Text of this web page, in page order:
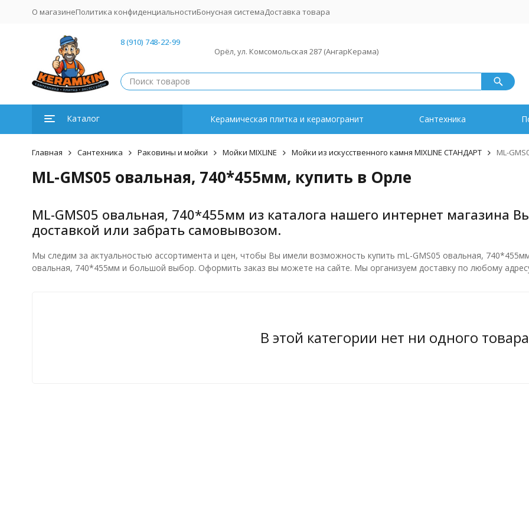
О магазинеПолитика конфиденциальностиБонусная системаДоставка товара
8 (910) 748-22-99
Орёл, ул. Комсомольская 287 (АнгарКерама)
Каталог Керамическая плитка и керамогранит Сантехника
Главная Сантехника Раковины и мойки Мойки MIXLINE Мойки из искусственного камня MIXLINE СТАНДАРТ ML-
ML-GMS05 овальная, 740*455мм, купить в Орле
ML-GMS05 овальная, 740*455мм из каталога нашего интернет магазина
доставкой или забрать самовывозом.
Мы следим за актуальностью ассортимента и цен, чтобы Вы имели возможность купить mL-GMS05 овальная,
овальная, 740*455мм и большой выбор. Оформить заказ вы можете на сайте. Мы организуем доставку по любому
В этой категории нет ни одного